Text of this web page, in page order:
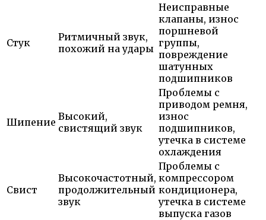
Стук
Ритмичный звук,
похожий на удары
Неисправные
клапаны, износ
поршневой
группы,
повреждение
шатунных
подшипников
Шипение Высокий,
свистящий звук
Проблемы с
приводом ремня,
износ
подшипников,
утечка в системе
охлаждения
Свист
Высокочастотный,
продолжительный
звук
Проблемы с
компрессором
кондиционера,
утечка в системе
выпуска газов